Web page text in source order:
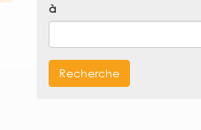
à
Recherche